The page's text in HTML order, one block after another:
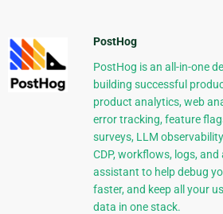
PostHog
PostHog is an all-in-one
building successful
product analytics, web
error tracking, feature
surveys, LLM
CDP, workflows, logs,
assistant to help debug
faster, and keep all your
data in one stack.